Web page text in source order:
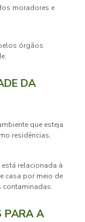
DA
que esteja
residências,
relacionada à
casa por meio de
contaminadas.
PARA A